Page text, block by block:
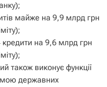
майже на 9,9 млрд грн
кредити на 9,6 млрд грн
також виконує функції
державних